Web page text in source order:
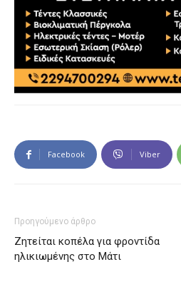
Facebook Viber
Προηγούμενο άρθρο
Ζητείται κοπέλα για φροντίδα
ηλικιωμένης στο Μάτι